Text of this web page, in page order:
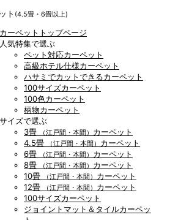
ト (4.5畳・6畳以上)
カーペットトップページ
人気特集で選ぶ
ペット対応カーペット
高級ホテル仕様カーペット
ハサミでカットできるカーペット
100サイズカーペット
100色カーペット
柄物カーペット
サイズで選ぶ
3畳
（江戸間・本間） カーペット
4.5畳
（江戸間・本間） カーペット
6畳
（江戸間・本間） カーペット
8畳
（江戸間・本間） カーペット
10畳
（江戸間・本間） カーペット
12畳
（江戸間・本間） カーペット
100サイズカーペット
ジョイントマット＆タイルカーペッ